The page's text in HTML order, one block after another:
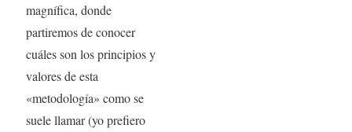
magnífica, donde
partiremos de conocer
cuáles son los principios y
valores de esta
«metodología» como se
suele llamar (yo prefiero